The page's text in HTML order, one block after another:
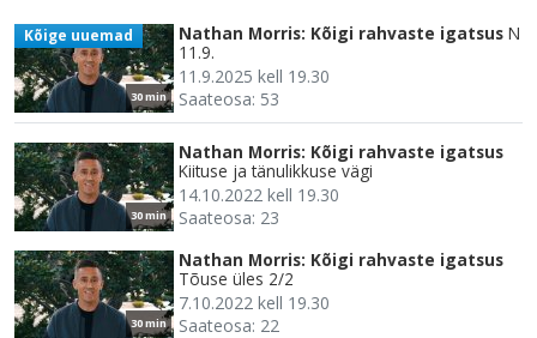
30 min
Kõige uuemad Nathan Morris: Kõigi rahvaste igatsus N
11.9.
11.9.2025 kell 19.30
Saateosa: 53
30 min
Nathan Morris: Kõigi rahvaste igatsus
Kiituse ja tänulikkuse vägi
14.10.2022 kell 19.30
Saateosa: 23
30 min
Nathan Morris: Kõigi rahvaste igatsus
Tõuse üles 2/2
7.10.2022 kell 19.30
Saateosa: 22